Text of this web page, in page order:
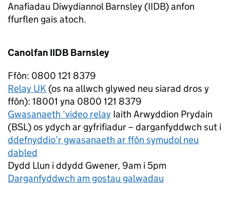
Anafiadau Diwydiannol Barnsley (IIDB) anfon
ffurflen gais atoch.
Canolfan IIDB Barnsley
Ffôn: 0800 121 8379
Relay UK (os na allwch glywed neu siarad dros y
ffôn): 18001 yna 0800 121 8379
Gwasanaeth ‘video relay Iaith Arwyddion Prydain
(BSL) os ydych ar gyfrifiadur – darganfyddwch sut i
ddefnyddio’r gwasanaeth ar ffôn symudol neu
dabled
Dydd Llun i ddydd Gwener, 9am i 5pm
Darganfyddwch am gostau galwadau